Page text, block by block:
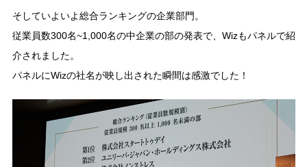
そしていよいよ総合ランキングの企業部門。
従業員数300名~1,000名の中企業の部の発表で、Wizもパネルで紹
介されました。
パネルにWizの社名が映し出された瞬間は感激でした！